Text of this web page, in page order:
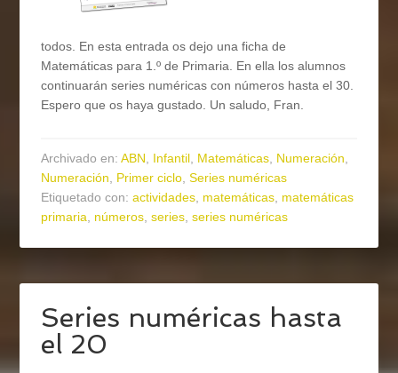
todos. En esta entrada os dejo una ficha de
Matemáticas para 1.º de Primaria. En ella los alumnos
continuarán series numéricas con números hasta el 30.
Espero que os haya gustado. Un saludo, Fran.
Archivado en:ABN, Infantil, Matemáticas, Numeración,
Numeración, Primer ciclo,Series numéricas
Etiquetado con:actividades, matemáticas, matemáticas
primaria, números,series,series numéricas
Series numéricas hasta
el 20